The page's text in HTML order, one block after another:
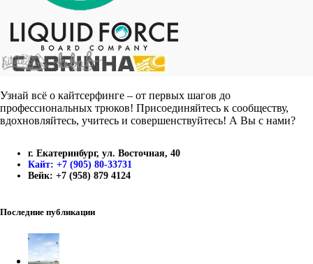
Узнай всё о кайтсерфинге – от первых шагов до
профессиональных трюков! Присоединяйтесь к сообществу,
вдохновляйтесь, учитесь и совершенствуйтесь! А Вы с нами?
г. Екатеринбург, ул. Восточная, 40
Кайт: +7 (905) 80-33731
Вейк: +7 (958) 879 4124
Последние публикации